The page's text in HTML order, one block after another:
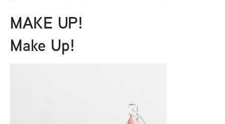
MAKE UP!
Make Up!